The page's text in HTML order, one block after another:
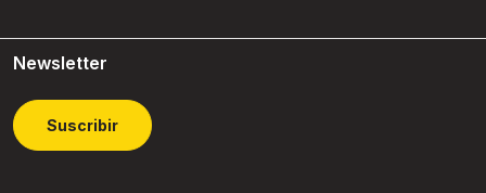
Newsletter
Suscribir